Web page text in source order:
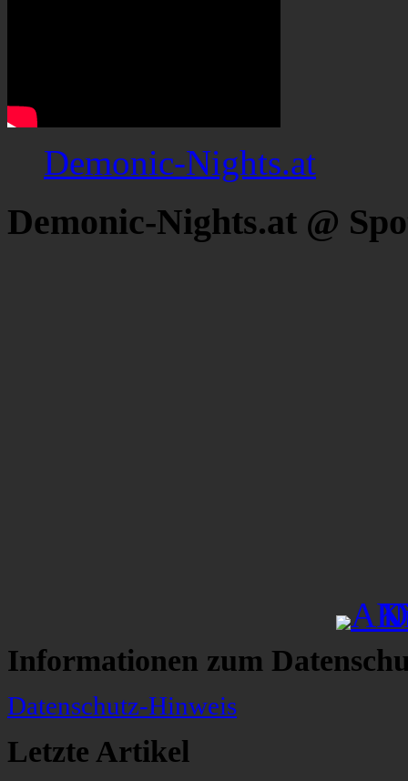
Demonic-Nights.at
Demonic-Nights.at @
Informationen zum
Datenschutz-Hinweis
Letzte Artikel